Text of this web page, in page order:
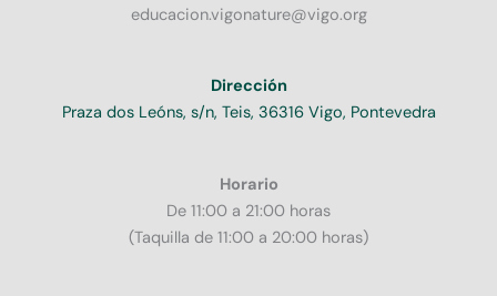
educacion.vigonature@vigo.org
Dirección
Praza dos Leóns, s/n, Teis, 36316 Vigo, Pontevedra
Horario
De 11:00 a 21:00 horas
(Taquilla de 11:00 a 20:00 horas)